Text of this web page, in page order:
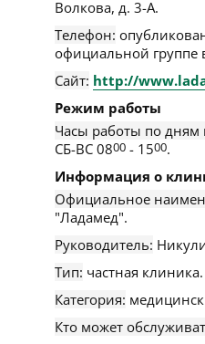
Волкова, д. 3-А.
Телефон:
официальной группе
Сайт: http://
Режим работы
Часы работы по дням
СБ-ВС 0800 - 1500.
Информация о
Официальное
"Ладамед".
Руководитель:
Тип: частная клиника.
Категория:
Кто может